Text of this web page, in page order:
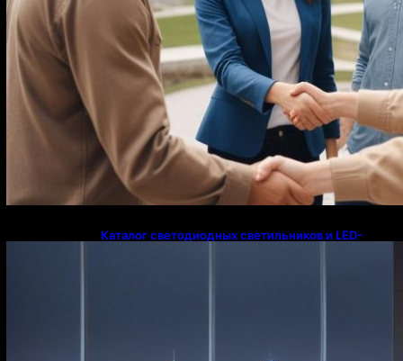
Каталог светодиодных светильников и LED-